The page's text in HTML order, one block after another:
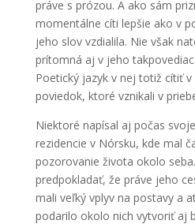
práve s prózou. A ako sám
momentálne cíti lepšie ako v
jeho slov vzdialila. Nie však
prítomná aj v jeho
Poetický jazyk v nej totiž cítiť
poviedok, ktoré vznikali v
Niektoré napísal aj počas
rezidencie v Nórsku, kde mal
pozorovanie života okolo
predpokladať, že práve jeho
mali veľký vplyv na postavy a
podarilo okolo nich vytvoriť aj